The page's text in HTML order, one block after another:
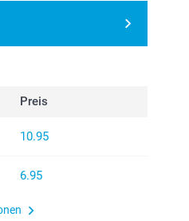
Preis
10.95
6.95